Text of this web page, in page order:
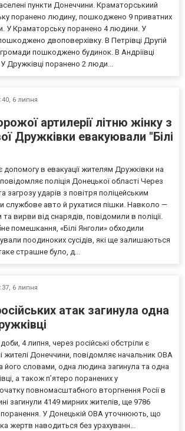
пункти Донеччини. Краматорськиий
поранено людину, пошкоджено 9 приватних
У Краматорську поранено 4 людини. У
двоповерхівку. В Петрівці Другій
пошкоджено будинок. В Андріївці
Дружківці поранено 2 люди...
6 липня
артилерії літню жінку з
Дружківки евакуювали "Білі
допомогу в евакуації жителям Дружківки на
поліція Донецької області Через
загрозу ударів з повітря поліцейським
службове авто й рухатися пішки. Навколо —
вирви від снарядів, повідомили в поліції.
помешкання, «Білі Янголи» обходили
поодиноких сусідів, які ще залишаються
страшне було, д...
6 липня
атак загинула одна
4 липня, через російські обстріли є
жителі Донеччини, повідомляє начальник ОВА
його словами, одна людина загинула та одна
а також п’ятеро поранених у
повномасштабного вторгнення Росії в
загинули 4149 мирних жителів, ще 9786
У Донецькій ОВА уточнюють, що
жертв наводиться без урахуванн...